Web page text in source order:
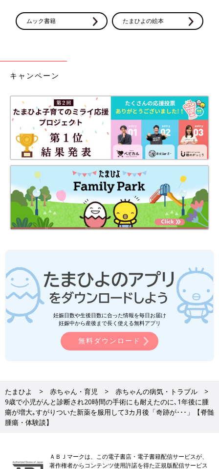
ムック書籍 たまひよの絵本
キャンペーン
妊娠日数や生後日数に合った情報を毎日お届け
妊娠中から産後まで長く使える無料アプリ
無料ダウンロード
たまひよ 赤ちゃん・育児
赤ちゃんの病気・トラブル
9歳で小児がんと診断され20時間の手術にも耐えたのに､1年後に腫
瘍が増大｡すがりついた新薬を服用して3カ月後「奇跡が･･･」【脊髄
腫瘍・体験談】
ＡＢＪマークは、この電子書店・電子書籍配信サービスが、
著作権者からコンテンツ使用許諾を得た正規版配信サービス